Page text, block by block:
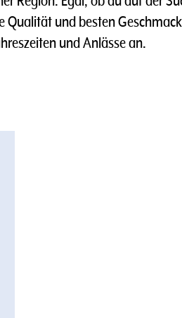
und besten
und Anlässe an.